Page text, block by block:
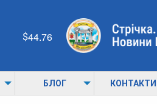
44.76
БЛОГ КОНТАКТИ